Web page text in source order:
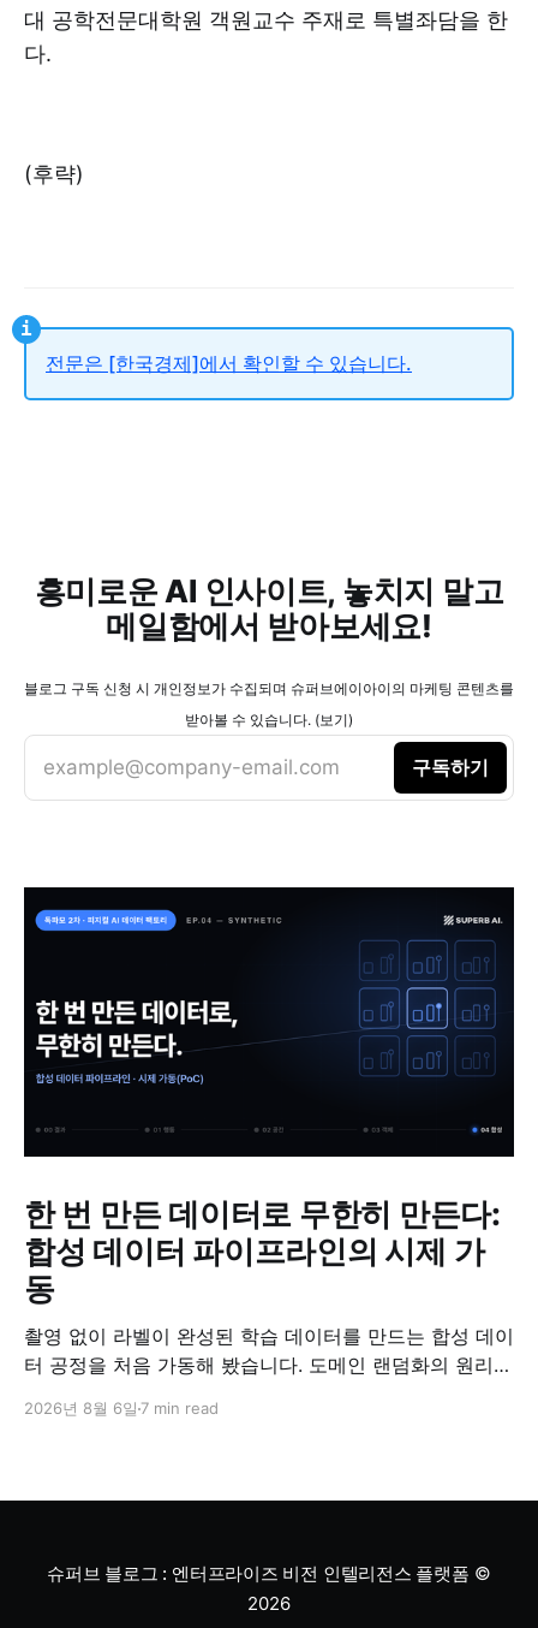
대 공학전문대학원 객원교수 주재로 특별좌담을 한
다.
(후략)
전문은 [한국경제]에서 확인할 수 있습니다.
흥미로운 AI 인사이트, 놓치지 말고
메일함에서 받아보세요!
블로그 구독 신청 시 개인정보가 수집되며 슈퍼브에이아이의 마케팅 콘텐츠를
받아볼 수 있습니다. (보기)
example@company-email.com 구독하기
한 번 만든 데이터로 무한히 만든다:
합성 데이터 파이프라인의 시제 가
동
촬영 없이 라벨이 완성된 학습 데이터를 만드는 합성 데이
터 공정을 처음 가동해 봤습니다. 도메인 랜덤화의 원리와
리했습니다.
2026년 8월 6일 7 min read
슈퍼브 블로그 : 엔터프라이즈 비전 인텔리전스 플랫폼 ©
2026